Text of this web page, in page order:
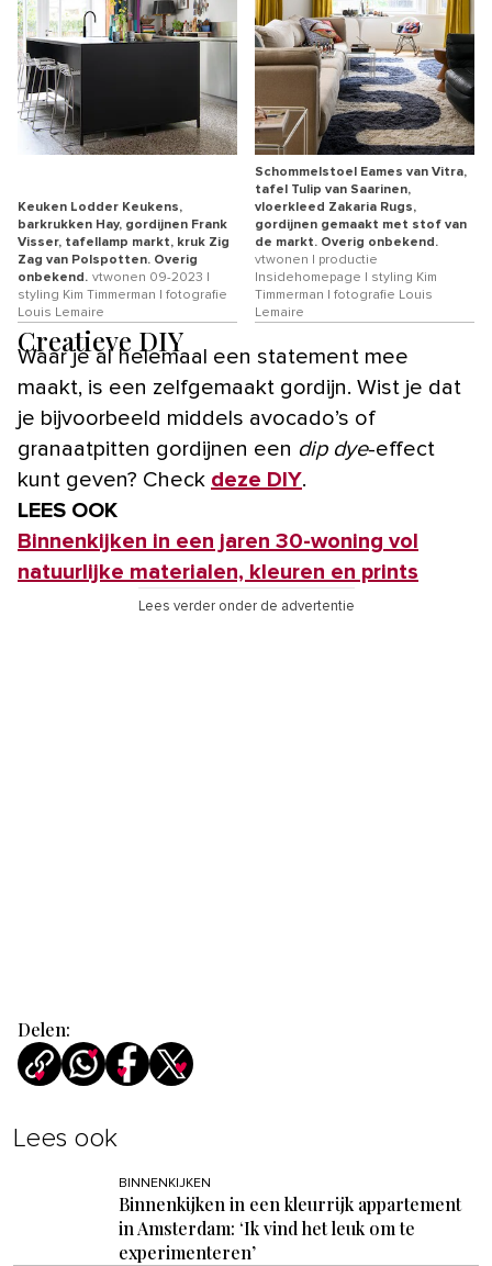
Keuken Lodder Keukens,
barkrukken Hay, gordijnen Frank
Visser, tafellamp markt, kruk Zig
Zag van Polspotten. Overig
onbekend. vtwonen 09-2023 |
styling Kim Timmerman | fotografie
Louis Lemaire
Schommelstoel Eames van Vitra,
tafel Tulip van Saarinen,
vloerkleed Zakaria Rugs,
gordijnen gemaakt met stof van
de markt. Overig onbekend.
vtwonen | productie
Insidehomepage | styling Kim
Timmerman | fotografie Louis
Lemaire
Creatieve DIY
Waar je al helemaal een statement mee
maakt, is een zelfgemaakt gordijn. Wist je dat
je bijvoorbeeld middels avocado’s of
granaatpitten gordijnen een dip dye-effect
kunt geven? Check deze DIY.
LEES OOK
Binnenkijken in een jaren 30-woning vol
natuurlijke materialen, kleuren en prints
Lees verder onder de advertentie
Delen:
Lees ook
BINNENKIJKEN
Binnenkijken in een kleurrijk appartement
in Amsterdam: ‘Ik vind het leuk om te
experimenteren’